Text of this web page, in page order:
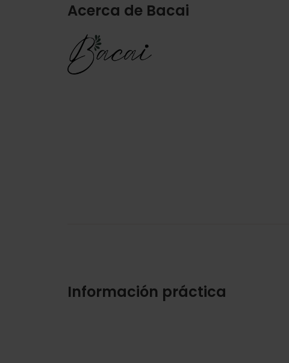
Acerca de Bacai
Imagen
Información práctica